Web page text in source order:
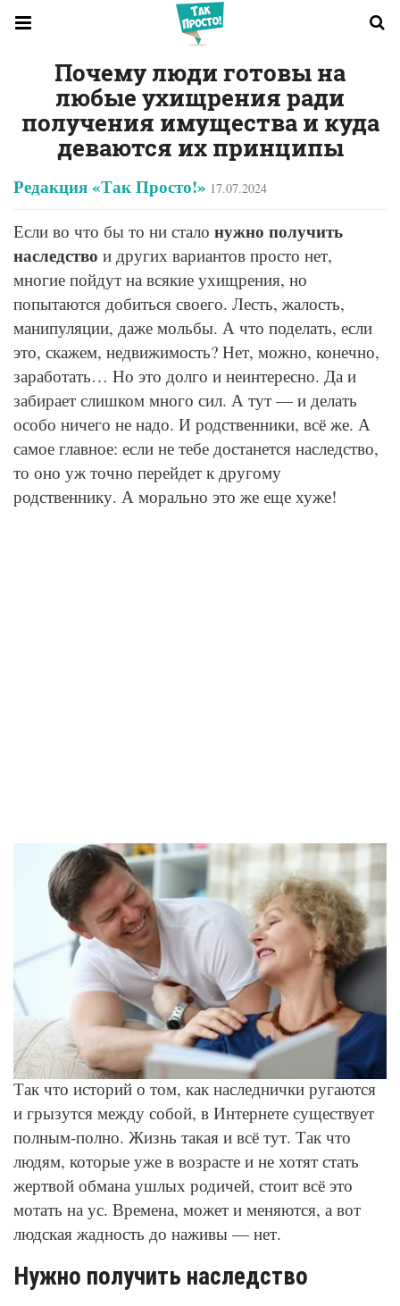
Почему люди готовы на
любые ухищрения ради
получения имущества и куда
деваются их принципы
Редакция «Так Просто!» 17.07.2024
Если во что бы то ни стало нужно получить
наследство и других вариантов просто нет,
многие пойдут на всякие ухищрения, но
попытаются добиться своего. Лесть, жалость,
манипуляции, даже мольбы. А что поделать, если
это, скажем, недвижимость? Нет, можно, конечно,
заработать… Но это долго и неинтересно. Да и
забирает слишком много сил. А тут — и делать
особо ничего не надо. И родственники, всё же. А
самое главное: если не тебе достанется наследство,
то оно уж точно перейдет к другому
родственнику. А морально это же еще хуже!
© Depositphotos
Так что историй о том, как наследнички ругаются
и грызутся между собой, в Интернете существует
полным-полно. Жизнь такая и всё тут. Так что
людям, которые уже в возрасте и не хотят стать
жертвой обмана ушлых родичей, стоит всё это
мотать на ус. Времена, может и меняются, а вот
людская жадность до наживы — нет.
Нужно получить наследство